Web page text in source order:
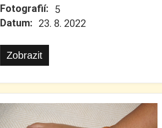
Fotografií:
5
Datum: 23. 8. 2022
Zobrazit